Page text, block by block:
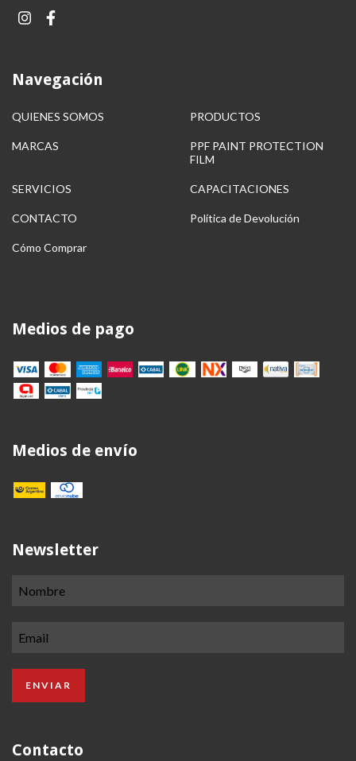
Navegación
QUIENES SOMOS PRODUCTOS
MARCAS
PPF PAINT PROTECTION
FILM
SERVICIOS CAPACITACIONES
CONTACTO Política de Devolución
Cómo Comprar
Medios de pago
Medios de envío
Newsletter
Contacto